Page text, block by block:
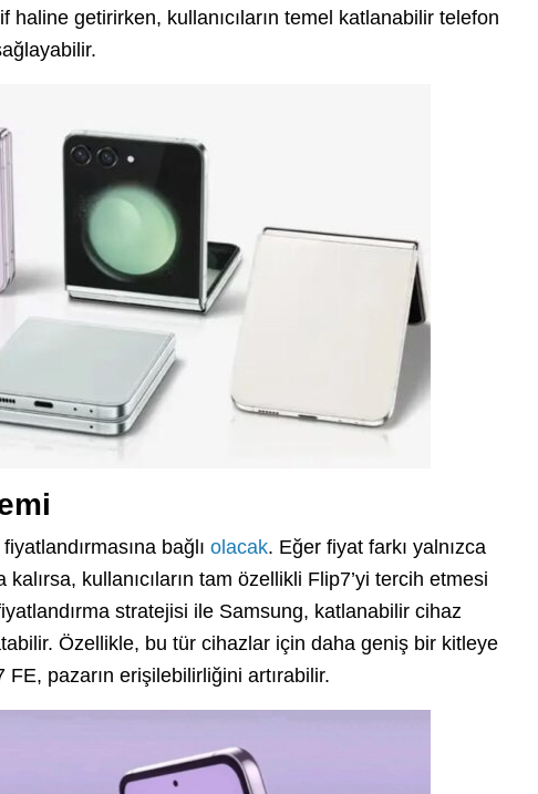
haline getirirken, kullanıcıların temel katlanabilir telefon
bağlı olacak. Eğer fiyat farkı yalnızca
kullanıcıların tam özellikli Flip7’yi tercih etmesi
stratejisi ile Samsung, katlanabilir cihaz
Özellikle, bu tür cihazlar için daha geniş bir kitleye
pazarın erişilebilirliğini artırabilir.